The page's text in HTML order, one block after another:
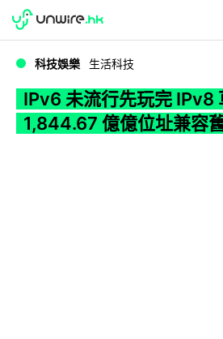
WWDC 2026
科技娛樂 生活科技
IPv6 未流行先玩完 IPv8
1,844.67 億億位址兼容